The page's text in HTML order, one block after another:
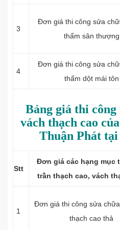
3
Đơn giá thi công sửa
thấm sân thượng
4
Đơn giá thi công sửa
thấm dột mái tôn
Bảng giá thi
vách thạch cao
Thuận Phát
Stt
Đơn giá các hạng mục
trần thạch cao, vách
1
Đơn giá thi công sửa
thạch cao thả